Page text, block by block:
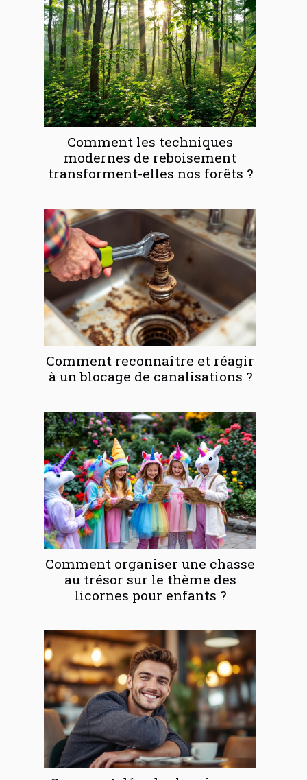
Comment les techniques
modernes de reboisement
transforment-elles nos forêts ?
Comment reconnaître et réagir
à un blocage de canalisations ?
Comment organiser une chasse
au trésor sur le thème des
licornes pour enfants ?